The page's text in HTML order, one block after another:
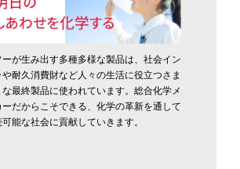
ーが生み出す多種多様な製品は、社会イン
や耐久消費財など人々の生活に役立つさま
な最終製品に使われています。総合化学メ
ーだからこそできる、化学の革新を通して
能な社会に貢献していきます。